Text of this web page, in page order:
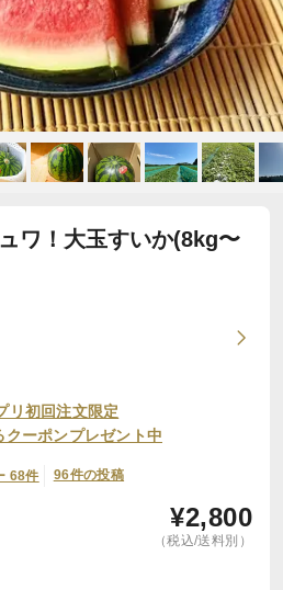
ワ！大玉すいか(8kg〜
リ初回注文限定
クーポンプレゼント中
68件 96件の投稿
¥2,800
（税込/送料別）